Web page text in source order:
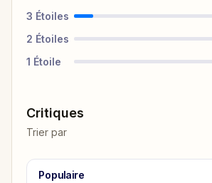
3 Étoiles
2 Étoiles
1 Étoile
Critiques
Trier par
Populaire